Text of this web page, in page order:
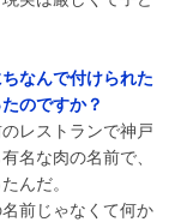
なんで付けられた
のですか？
レストランで神戸
名な肉の名前で、
んだ。
前じゃなくて何か